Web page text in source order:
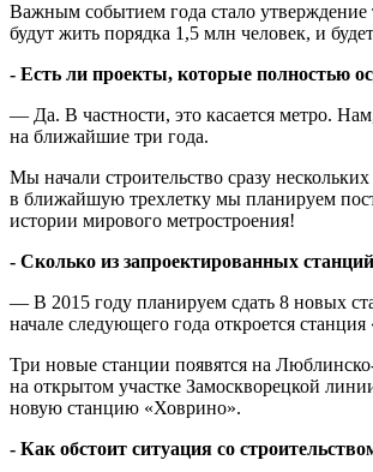
Важным событием года стало утверждение
будут жить порядка 1,5 млн человек, и
- Есть ли проекты, которые полностью
— Да. В частности, это касается метро.
на ближайшие три года.
Мы начали строительство сразу
в ближайшую трехлетку мы планируем
истории мирового метростроения!
- Сколько из запроектированных
— В 2015 году планируем сдать 8 новых
начале следующего года откроется
Три новые станции появятся на
на открытом участке Замоскворецкой
новую станцию «Ховрино».
- Как обстоит ситуация со